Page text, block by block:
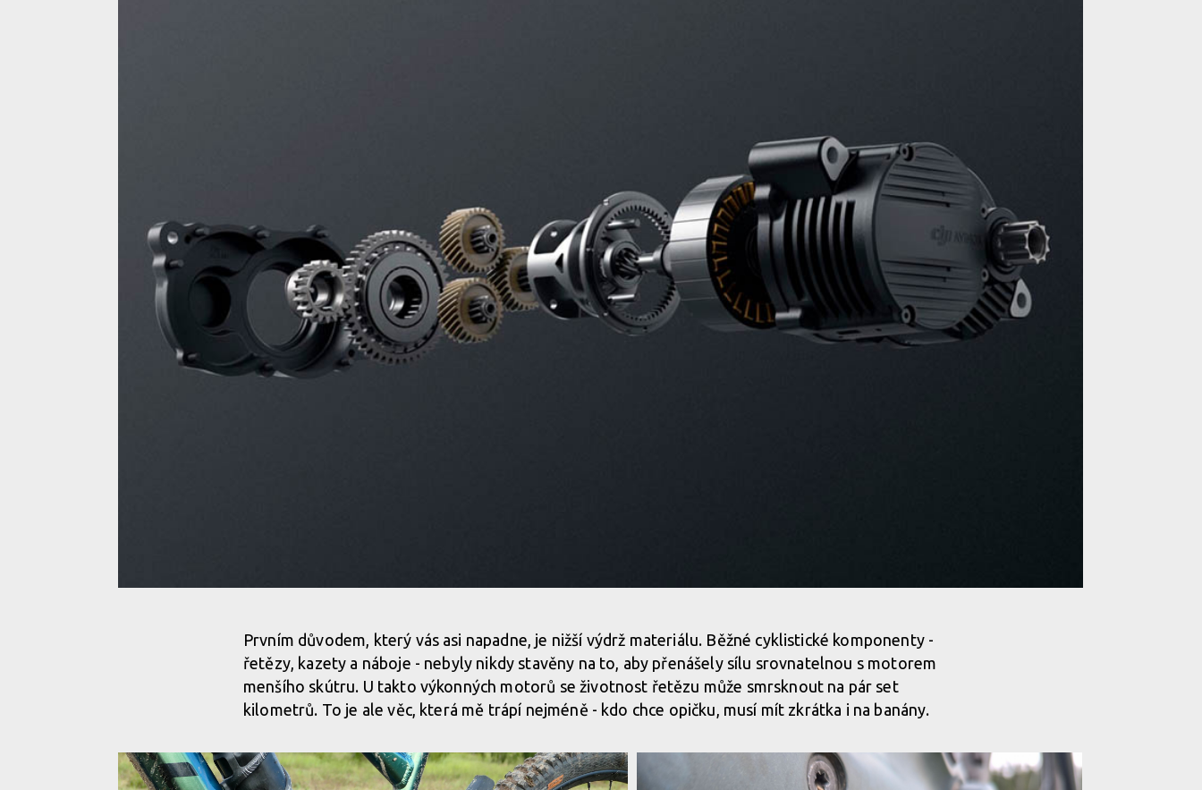
Obří ikony a krouťáky elektromotoru... ne, děkuji nechci!
Prvním důvodem, který vás asi napadne, je nižší výdrž materiálu. Běžné cyklistické komponenty -
řetězy, kazety a náboje - nebyly nikdy stavěny na to, aby přenášely sílu srovnatelnou s motorem
menšího skútru. U takto výkonných motorů se životnost řetězu může smrsknout na pár set
kilometrů. To je ale věc, která mě trápí nejméně - kdo chce opičku, musí mít zkrátka i na banány.